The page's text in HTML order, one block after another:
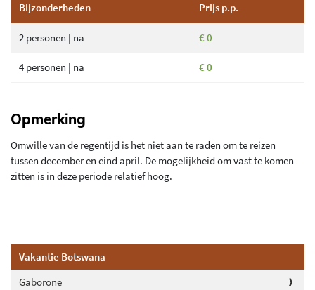
Vakantie Botswana
Gaborone
Bijzonderheden Prijs p.p.
2 personen | na € 0
4 personen | na € 0
Opmerking
Omwille van de regentijd is het niet aan te raden om te reizen
tussen december en eind april. De mogelijkheid om vast te komen
zitten is in deze periode relatief hoog.